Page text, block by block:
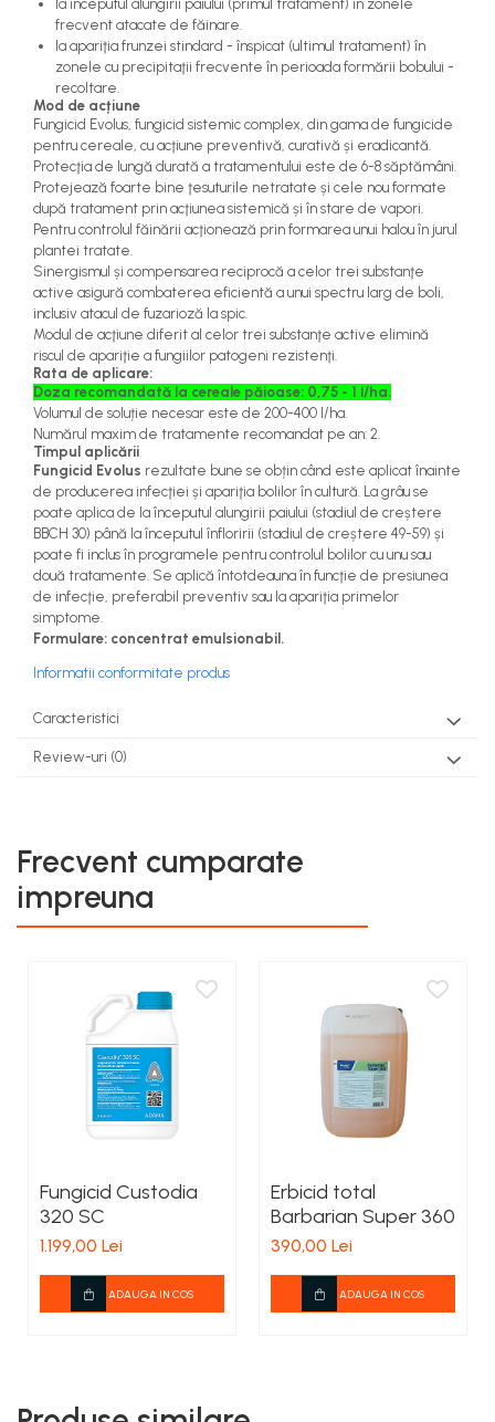
teascuri
Nivele laser si Telemetre
Nivele si masurare unghi
Nivele, Echere si Compasuri
Rulete
la începutul alungirii paiului (primul tratament) în zonele
frecvent atacate de făinare.
la apariţia frunzei stindard - înspicat (ultimul tratament) în
zonele cu precipitaţii frecvente în perioada formării bobului -
recoltare.
Mod de acțiune
Fungicid Evolus, fungicid sistemic complex, din gama de fungicide
pentru cereale, cu acţiune preventivă, curativă și eradicantă.
Protecţia de lungă durată a tratamentului este de 6-8 săptămâni.
Protejează foarte bine ţesuturile netratate și cele nou formate
după tratament prin acţiunea sistemică și în stare de vapori.
Pentru controlul făinării acţionează prin formarea unui halou în jurul
plantei tratate.
Sinergismul și compensarea reciprocă a celor trei substanţe
active asigură combaterea eficientă a unui spectru larg de boli,
inclusiv atacul de fuzarioză la spic.
Modul de acţiune diferit al celor trei substanţe active elimină
riscul de apariţie a fungiilor patogeni rezistenţi.
Rata de aplicare:
Doza recomandată la cereale păioase: 0,75 - 1 l/ha.
Volumul de soluție necesar este de 200-400 l/ha.
Numărul maxim de tratamente recomandat pe an: 2.
Timpul aplicării
Fungicid Evolus rezultate bune se obțin când este aplicat înainte
de producerea infecţiei și apariţia bolilor în cultură. La grâu se
poate aplica de la începutul alungirii paiului (stadiul de creștere
BBCH 30) până la începutul înfloririi (stadiul de creștere 49-59) și
poate fi inclus în programele pentru controlul bolilor cu unu sau
două tratamente. Se aplică întotdeauna în funcţie de presiunea
de infecţie, preferabil preventiv sau la apariţia primelor
simptome.
Formulare: concentrat emulsionabil.
Informatii conformitate produs
Caracteristici
Review-uri (0)
Frecvent cumparate
impreuna
Fungicid Custodia
320 SC
1.199,00 Lei
ADAUGA IN COS
Erbicid total
Barbarian Super 360
390,00 Lei
ADAUGA IN COS